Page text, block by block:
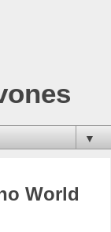
▼
World